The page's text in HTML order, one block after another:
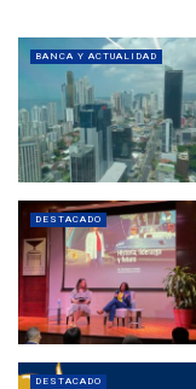
BANCA Y ACTUALIDAD
DESTACADO
DESTACADO